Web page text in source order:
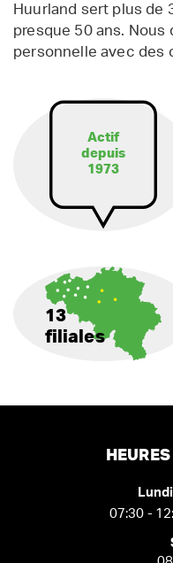
Huurland sert plus de
presque 50 ans.
personnelle avec des
Actif
depuis
1973
13
filiales
07:30 -